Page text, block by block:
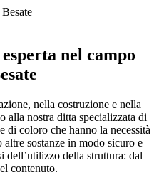
nel campo
nella costruzione e nella
alla nostra ditta specializzata di
di coloro che hanno la necessità
sostanze in modo sicuro e
dell’utilizzo della struttura: dal
contenuto.